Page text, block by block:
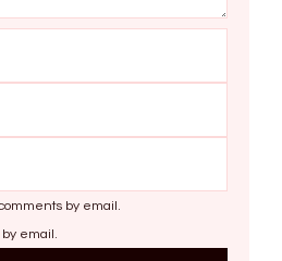
by email.
by email.